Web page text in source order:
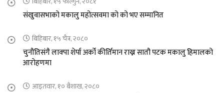
संखुवासभाको मकालु महोत्सवमा को को भए सम्मानित
बिहिबार, १५ चैत्र, २०८०
चुनौतिसंगै लाक्पा शेर्पा अर्को कीर्तिमान राख्न सातौ पटक मकालु हिमालको
आरोहणमा
आइतवार, १० बैशाख, २०८०